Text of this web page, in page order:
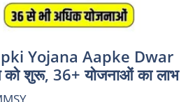
Yojana Aapke Dwar
को शुरू, 36+ योजनाओं का लाभ